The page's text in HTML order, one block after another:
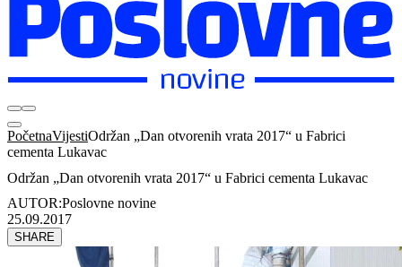
PočetnaVijestiOdržan „Dan otvorenih vrata 2017“ u Fabrici
cementa Lukavac
Održan „Dan otvorenih vrata 2017“ u Fabrici cementa Lukavac
AUTOR:Poslovne novine
25.09.2017
SHARE